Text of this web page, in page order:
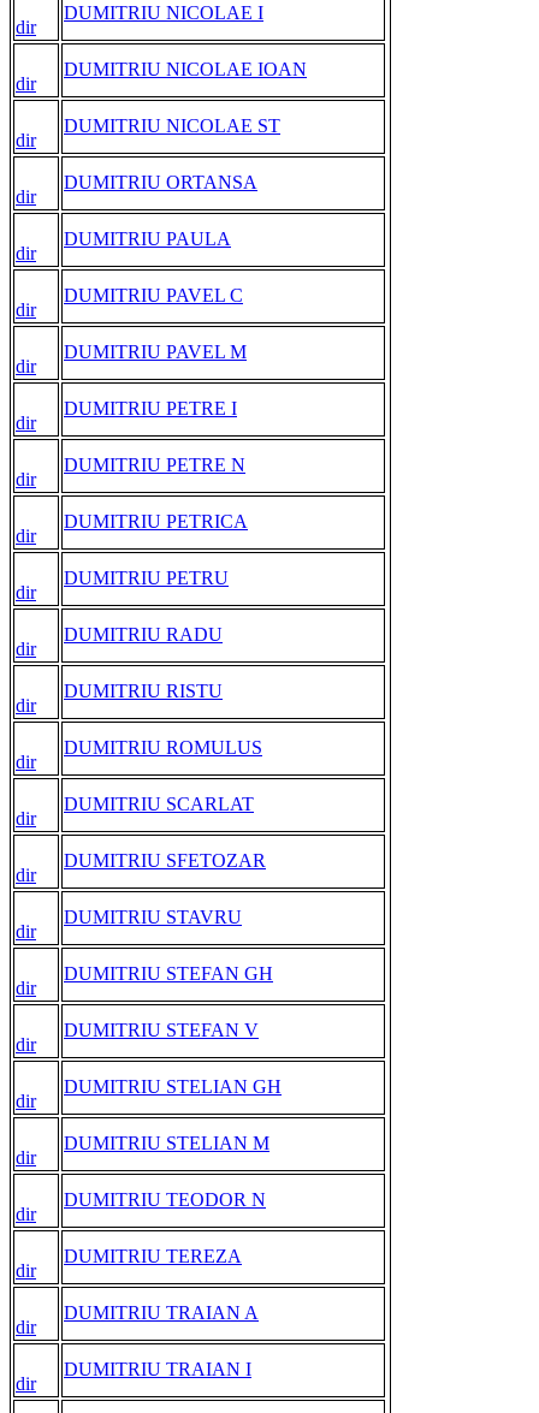
dir
DUMITRIU NICOLAE I
dir
DUMITRIU NICOLAE IOAN
dir
DUMITRIU NICOLAE ST
dir
DUMITRIU ORTANSA
dir
DUMITRIU PAULA
dir
DUMITRIU PAVEL C
dir
DUMITRIU PAVEL M
dir
DUMITRIU PETRE I
dir
DUMITRIU PETRE N
dir
DUMITRIU PETRICA
dir
DUMITRIU PETRU
dir
DUMITRIU RADU
dir
DUMITRIU RISTU
dir
DUMITRIU ROMULUS
dir
DUMITRIU SCARLAT
dir
DUMITRIU SFETOZAR
dir
DUMITRIU STAVRU
dir
DUMITRIU STEFAN GH
dir
DUMITRIU STEFAN V
dir
DUMITRIU STELIAN GH
dir
DUMITRIU STELIAN M
dir
DUMITRIU TEODOR N
dir
DUMITRIU TEREZA
dir
DUMITRIU TRAIAN A
dir
DUMITRIU TRAIAN I